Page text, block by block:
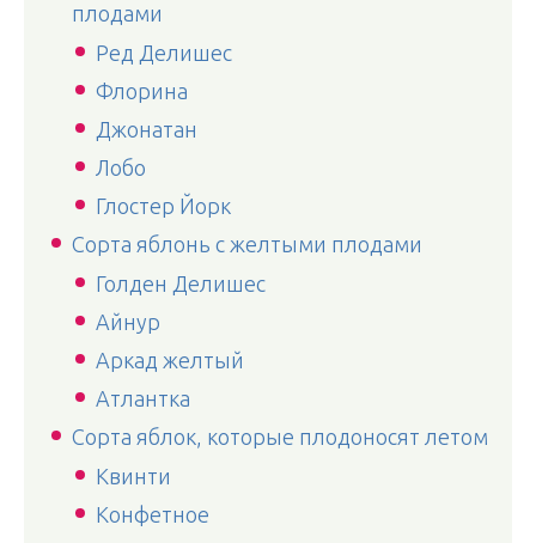
плодами
Ред Делишес
Флорина
Джонатан
Лобо
Глостер Йорк
Сорта яблонь с желтыми плодами
Голден Делишес
Айнур
Аркад желтый
Атлантка
Сорта яблок, которые плодоносят летом
Квинти
Конфетное